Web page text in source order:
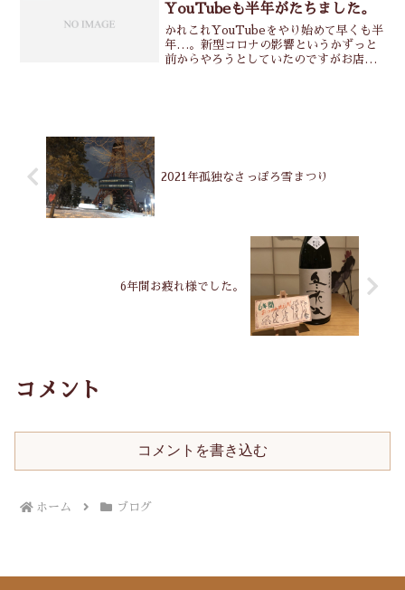
YouTubeも半年がたちました。
かれこれYouTubeをやり始めて早くも半
年…。新型コロナの影響というかずっと
前からやろうとしていたのですがお店が
2021年孤独なさっぽろ雪まつり
6年間お疲れ様でした。
コメント
コメントを書き込む
ホーム ブログ